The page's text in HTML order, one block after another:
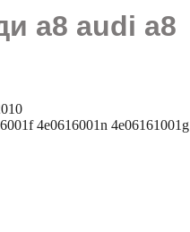
а8 audi a8
4e0616001n 4e06161001g